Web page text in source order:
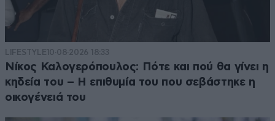
LIFESTYLE10·08·2026 18:33
Νίκος Καλογερόπουλος: Πότε και πού θα γίνει η
κηδεία του – Η επιθυμία του που σεβάστηκε η
οικογένειά του